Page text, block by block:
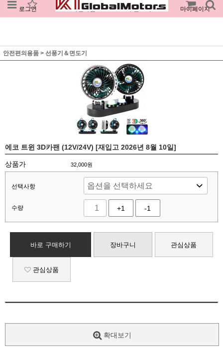
로그인 회원가입 주문조회 마이페이지
안전편의용품 > 선풍기＆면도기
에코 트윈 3D카팬 (12V/24V) [재입고 2026년 8월 10일]
상품가 32,000원
선택사항
수량 +1 -1
바로 구매하기 장바구니 관심상품
관심상품
확대보기